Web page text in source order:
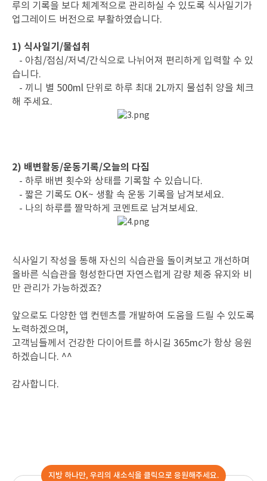
루의 기록을 보다 체계적으로 관리하실 수 있도록 식사일기가
업그레이드 버전으로 부활하였습니다.
1) 식사일기/물섭취
- 아침/점심/저녁/간식으로 나뉘어져 편리하게 입력할 수 있
습니다.
- 끼니 별 500ml 단위로 하루 최대 2L까지 물섭취 양을 체크
해 주세요.
2) 배변활동/운동기록/오늘의 다짐
- 하루 배변 횟수와 상태를 기록할 수 있습니다.
- 짧은 기록도 OK~ 생활 속 운동 기록을 남겨보세요.
- 나의 하루를 짤막하게 코멘트로 남겨보세요.
식사일기 작성을 통해 자신의 식습관을 돌이켜보고 개선하며
올바른 식습관을 형성한다면 자연스럽게 감량 체중 유지와 비
만 관리가 가능하겠죠?
앞으로도 다양한 앱 컨텐츠를 개발하여 도움을 드릴 수 있도록
노력하겠으며,
고객님들께서 건강한 다이어트를 하시길 365mc가 항상 응원
하겠습니다. ^^
감사합니다.
지방 하나만, 우리의 새소식을 클릭으로 응원해주세요.